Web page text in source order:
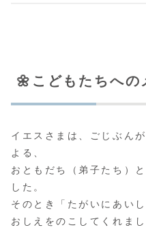
🌼こどもたちへの
イエスさまは、ごじぶん
よる、
おともだち（弟子たち）
した。
そのとき「たがいにあい
おしえをのこしてくれまし